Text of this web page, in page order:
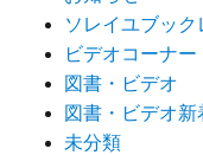
ソレイユブック
ビデオコーナー
図書・ビデオ
図書・ビデオ新
未分類